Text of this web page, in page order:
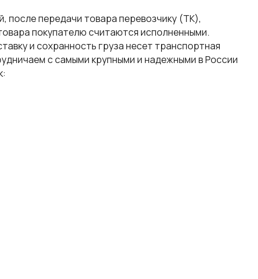
после передачи товара перевозчику (ТК),
покупателю считаются исполненными.
и сохранность груза несет транспортная
с самыми крупными и надежными в России